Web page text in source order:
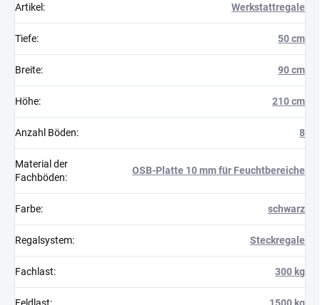
Artikel : Werkstattregale
Tiefe: 50 cm
Breite: 90 cm
Höhe: 210 cm
Anzahl Böden: 8
Material der
Fachböden:
OSB-Platte 10 mm für Feuchtbereiche
Farbe: schwarz
Regalsystem: Steckregale
Fachlast: 300 kg